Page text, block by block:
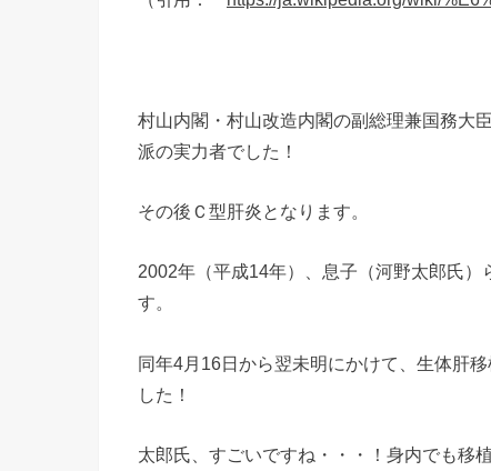
村山内閣・村山改造内閣の副総理兼国務大
派の実力者でした！
その後Ｃ型肝炎となります。
2002年（平成14年）、息子（河野太郎氏
す。
同年4月16日から翌未明にかけて、生体肝
した！
太郎氏、すごいですね・・・！身内でも移